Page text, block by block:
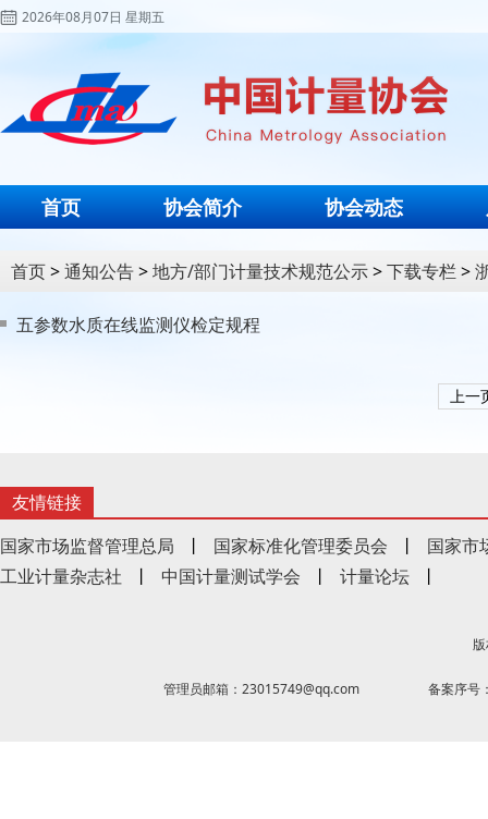
2026年08月07日 星期五
首页 协会简介 协会动态
首页>通知公告>地方/部门计量技术规范公示>下载专栏 >
五参数水质在线监测仪检定规程
上一
友情链接
国家市场监督管理总局
丨 国家标准化管理委员会 丨
国家市
工业计量杂志社
丨 中国计量测试学会 丨 计量论坛 丨
管理员邮箱：23015749@qq.com 备案序号